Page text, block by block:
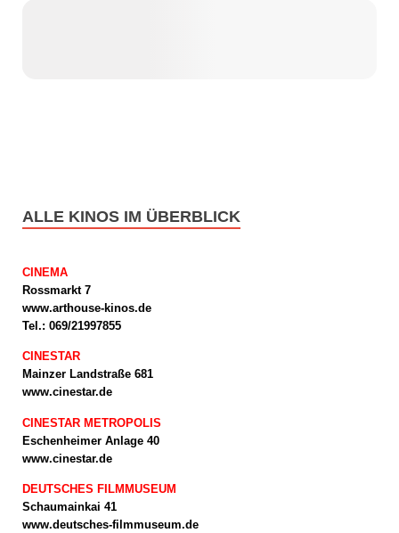
ALLE KINOS IM ÜBERBLICK
CINEMA
Rossmarkt 7
www.arthouse-kinos.de
Tel.: 069/21997855
CINESTAR
Mainzer Landstraße 681
www.cinestar.de
CINESTAR METROPOLIS
Eschenheimer Anlage 40
www.cinestar.de
DEUTSCHES FILMMUSEUM
Schaumainkai 41
www.deutsches-filmmuseum.de